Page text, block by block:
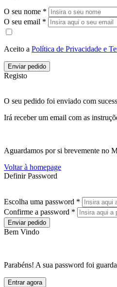
O seu nome *
O seu email *
Aceito a Política de Privacidade e
Enviar pedido
Registo
O seu pedido foi enviado com
Irá receber um email com as
Aguardamos por si brevemente no
Voltar à homepage
Definir Password
Escolha uma password *
Confirme a password *
Enviar pedido
Bem Vindo
Parabéns! A sua password foi
Entrar agora